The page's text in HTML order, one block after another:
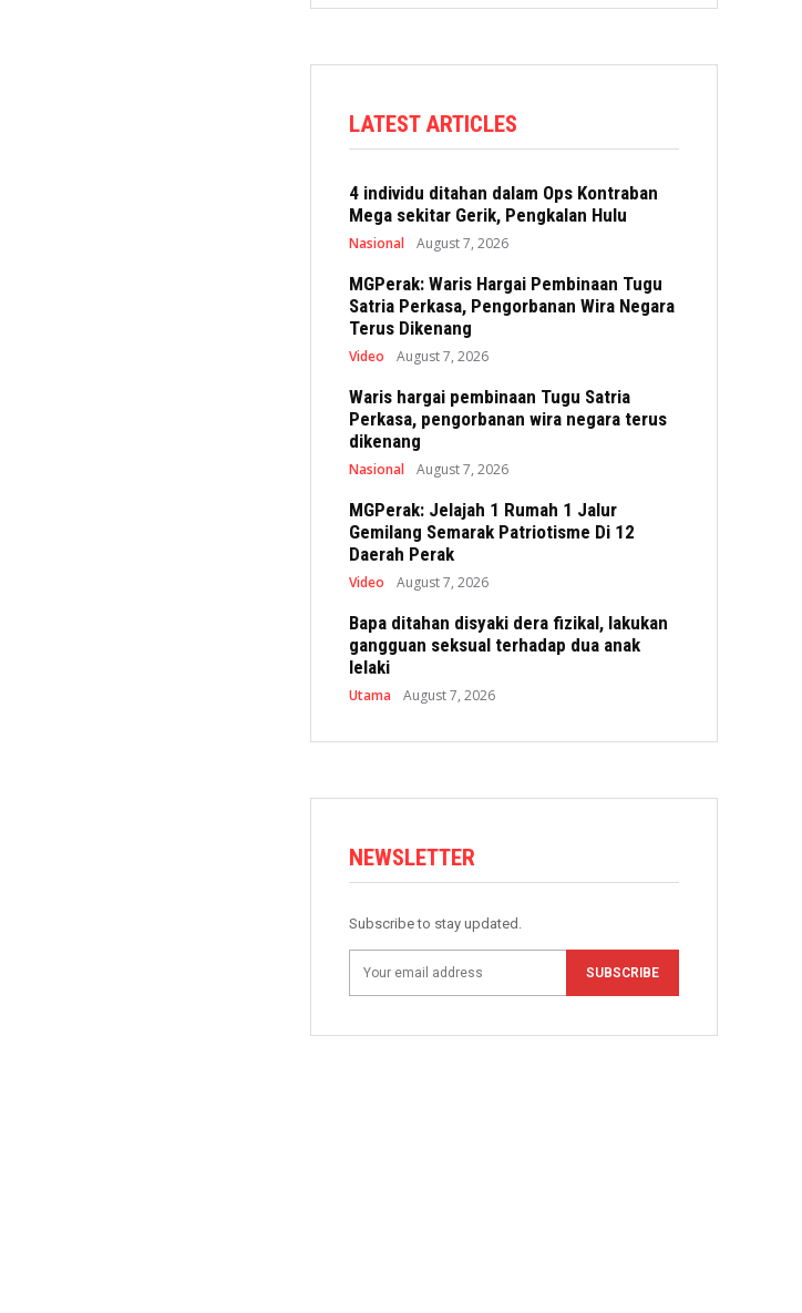
LATEST ARTICLES
4 individu ditahan dalam Ops Kontraban
Mega sekitar Gerik, Pengkalan Hulu
Nasional August 7, 2026
MGPerak: Waris Hargai Pembinaan Tugu
Satria Perkasa, Pengorbanan Wira Negara
Terus Dikenang
Video August 7, 2026
Waris hargai pembinaan Tugu Satria
Perkasa, pengorbanan wira negara terus
dikenang
Nasional August 7, 2026
MGPerak: Jelajah 1 Rumah 1 Jalur
Gemilang Semarak Patriotisme Di 12
Daerah Perak
Video August 7, 2026
Bapa ditahan disyaki dera fizikal, lakukan
gangguan seksual terhadap dua anak
lelaki
Utama August 7, 2026
NEWSLETTER
Subscribe to stay updated.
SUBSCRIBE